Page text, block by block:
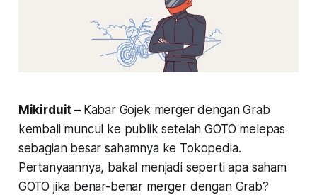
Mikirduit – Kabar Gojek merger dengan Grab
kembali muncul ke publik setelah GOTO melepas
sebagian besar sahamnya ke Tokopedia.
Pertanyaannya, bakal menjadi seperti apa saham
GOTO jika benar-benar merger dengan Grab?